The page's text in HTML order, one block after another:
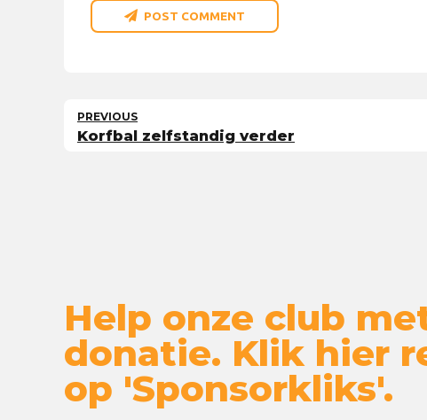
POST COMMENT
PREVIOUS
Korfbal zelfstandig verder
Help onze club
donatie. Klik hier
op 'Sponsorkliks'.